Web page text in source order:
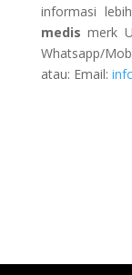
informasi
medis merk
Whatsapp/
atau: Email: